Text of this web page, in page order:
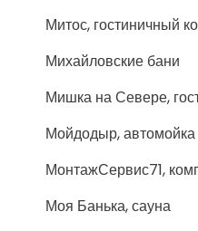
Митос, гостиничный
Михайловские бани
Мишка на Севере,
Мойдодыр, автомойка
МонтажСервис71,
Моя Банька, сауна